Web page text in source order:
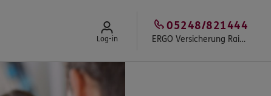
Log-in ERGO Versicherung Rainer Gerd Erlenkötter
05248/821444